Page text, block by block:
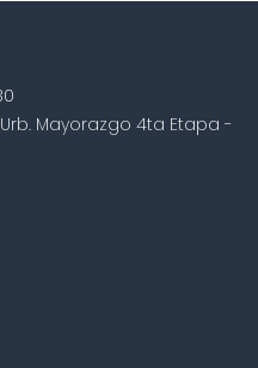
Mayorazgo 4ta Etapa -